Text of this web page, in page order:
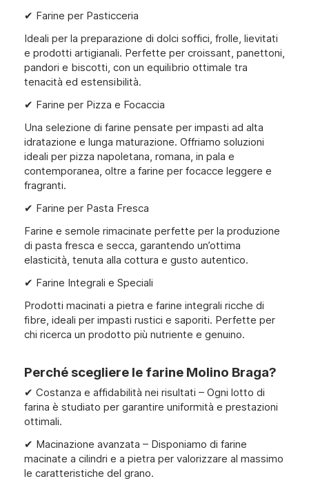
✔ Farine per Pasticceria
Ideali per la preparazione di dolci soffici, frolle, lievitati
e prodotti artigianali. Perfette per croissant, panettoni,
pandori e biscotti, con un equilibrio ottimale tra
tenacità ed estensibilità.
✔ Farine per Pizza e Focaccia
Una selezione di farine pensate per impasti ad alta
idratazione e lunga maturazione. Offriamo soluzioni
ideali per pizza napoletana, romana, in pala e
contemporanea, oltre a farine per focacce leggere e
fragranti.
✔ Farine per Pasta Fresca
Farine e semole rimacinate perfette per la produzione
di pasta fresca e secca, garantendo un’ottima
elasticità, tenuta alla cottura e gusto autentico.
✔ Farine Integrali e Speciali
Prodotti macinati a pietra e farine integrali ricche di
fibre, ideali per impasti rustici e saporiti. Perfette per
chi ricerca un prodotto più nutriente e genuino.
Perché scegliere le farine Molino Braga?
✔ Costanza e affidabilità nei risultati – Ogni lotto di
farina è studiato per garantire uniformità e prestazioni
ottimali.
✔ Macinazione avanzata – Disponiamo di farine
macinate a cilindri e a pietra per valorizzare al massimo
le caratteristiche del grano.